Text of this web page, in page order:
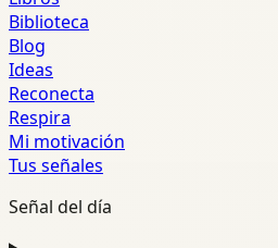
Biblioteca
Blog
Ideas
Reconecta
Respira
Mi motivación
Tus señales
Señal del día